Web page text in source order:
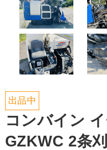
出品中
コンバイン
GZKWC 2条刈